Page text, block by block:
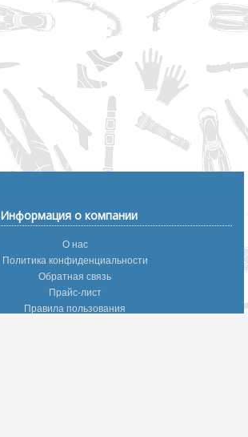
Информация о компании
О нас
Политика конфиденциальности
Обратная связь
Прайс-лист
Правила пользования